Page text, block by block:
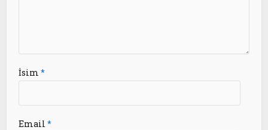
İsim*
Email*